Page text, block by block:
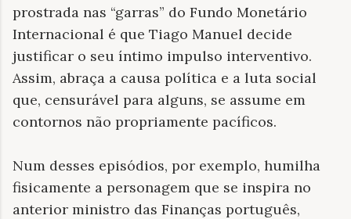
prostrada nas “garras” do Fundo Monetário
Internacional é que Tiago Manuel decide
justificar o seu íntimo impulso interventivo.
Assim, abraça a causa política e a luta social
que, censurável para alguns, se assume em
contornos não propriamente pacíficos.
Num desses episódios, por exemplo, humilha
fisicamente a personagem que se inspira no
anterior ministro das Finanças português,